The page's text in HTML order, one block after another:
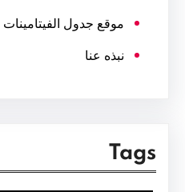
موقع جدول الفيتامينات
نبذه عنا
Tags